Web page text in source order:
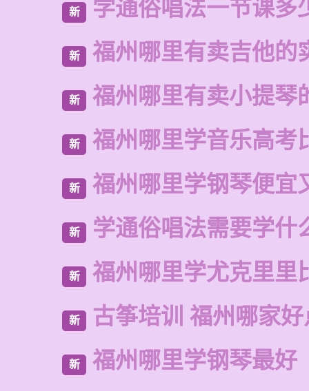
新 学通俗唱法一节课多
新 福州哪里有卖吉他的
新 福州哪里有卖小提琴
新 福州哪里学音乐高考
新 福州哪里学钢琴便宜
新 学通俗唱法需要学什
新 福州哪里学尤克里里
新 古筝培训 福州哪家好
新 福州哪里学钢琴最好